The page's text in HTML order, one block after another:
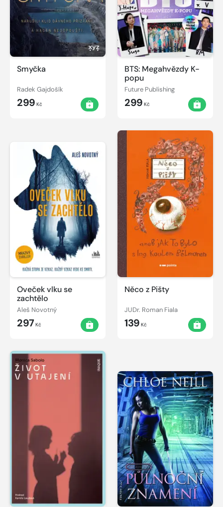
Smyčka
Radek Gajdošík
299 Kč
BTS: Megahvězdy K-
popu
Future Publishing
299 Kč
Oveček vlku se
zachtělo
Aleš Novotný
297Kč
Něco z Pišty
JUDr. Roman Fiala
139 Kč